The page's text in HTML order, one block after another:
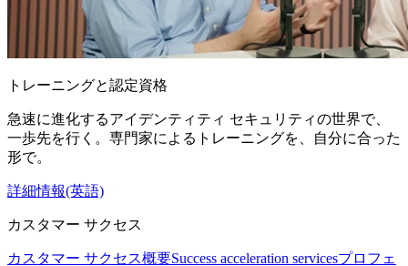
トレーニングと認定資格
急速に進化するアイデンティティ セキュリティの世界で、
一歩先を行く。専門家によるトレーニングを、自分に合った
形で。
詳細情報(英語)
カスタマー サクセス
カスタマー サクセス概要Success acceleration servicesプロフェ